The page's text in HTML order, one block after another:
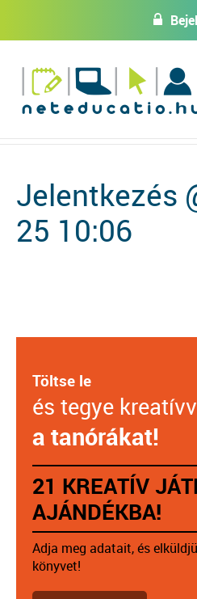
w
Jelentkezés
25 10:06
Töltse le
és tegye
a tanórákat!
21 KREATÍV
AJÁNDÉKBA!
Adja meg adatait, és
könyvet!